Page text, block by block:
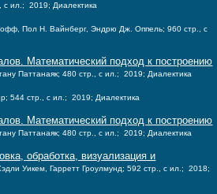
с ил.; 2019; Диалектика
Пол Н. Вайнберг, Эндрю Дж. Оппель; 960 стр., с
Математический подход к построению
Паттанаяк; 480 стр., с ил.; 2019; Диалектика
544 стр., с ил.; 2019; Диалектика
Математический подход к построению
Паттанаяк; 480 стр., с ил.; 2019; Диалектика
обработка, визуализация и
Уикем, Гарретт Гроулмунд; 592 стр., с ил.; 2018;